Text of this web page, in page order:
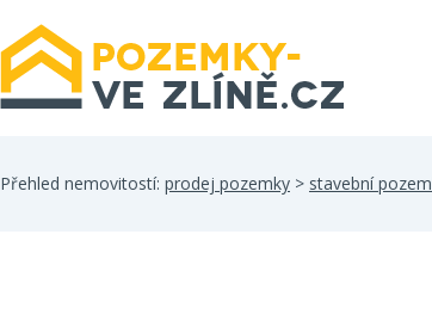
Přehled nemovitostí: prodej pozemky > stavební